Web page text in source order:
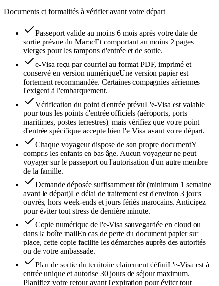
Documents et formalités à vérifier avant votre départ
Passeport valide au moins 6 mois après votre date de
sortie prévue du MarocEt comportant au moins 2 pages
vierges pour les tampons d'entrée et de sortie.
e-Visa reçu par courriel au format PDF, imprimé et
conservé en version numériqueUne version papier est
fortement recommandée. Certaines compagnies aériennes
l'exigent à l'embarquement.
Vérification du point d'entrée prévuL'e-Visa est valable
pour tous les points d'entrée officiels (aéroports, ports
maritimes, postes terrestres), mais vérifiez que votre point
d'entrée spécifique accepte bien l'e-Visa avant votre départ.
Chaque voyageur dispose de son propre documentY
compris les enfants en bas âge. Aucun voyageur ne peut
voyager sur le passeport ou l'autorisation d'un autre membre
de la famille.
Demande déposée suffisamment tôt (minimum 1 semaine
avant le départ)Le délai de traitement est d'environ 3 jours
ouvrés, hors week-ends et jours fériés marocains. Anticipez
pour éviter tout stress de dernière minute.
Copie numérique de l'e-Visa sauvegardée en cloud ou
dans la boîte mailEn cas de perte du document papier sur
place, cette copie facilite les démarches auprès des autorités
ou de votre ambassade.
Plan de sortie du territoire clairement définiL'e-Visa est à
entrée unique et autorise 30 jours de séjour maximum.
Planifiez votre retour avant l'expiration pour éviter tout